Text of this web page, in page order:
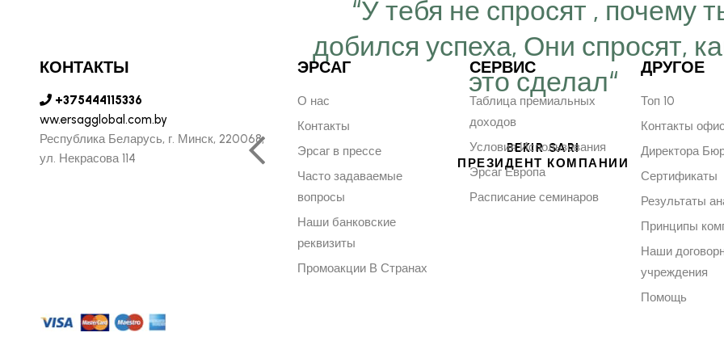
веру в
компанию Эрсаг"
“У тебя не спросят , почему
добился успеха, Они спросят,
это сделал“
BEKIR SARI
ПРЕЗИДЕНТ КОМПАНИИ
КОНТАКТЫ
+375444115336
ww.ersagglobal.com.by
Республика Беларусь, г. Минск, 220068,
ул. Некрасова 114
ЭРСАГ
О нас
Контакты
Эрсаг в прессе
Часто задаваемые
вопросы
Наши банковские
реквизиты
Промоакции В Странах
СЕРВИС
Таблица премиальных
доходов
Условия Использования
Эрсаг Европа
Расписание семинаров
ДРУГОЕ
Топ 10
Контакты
Директора
Сертификаты
Результаты
Принципы
Наши
учреждения
Помощь